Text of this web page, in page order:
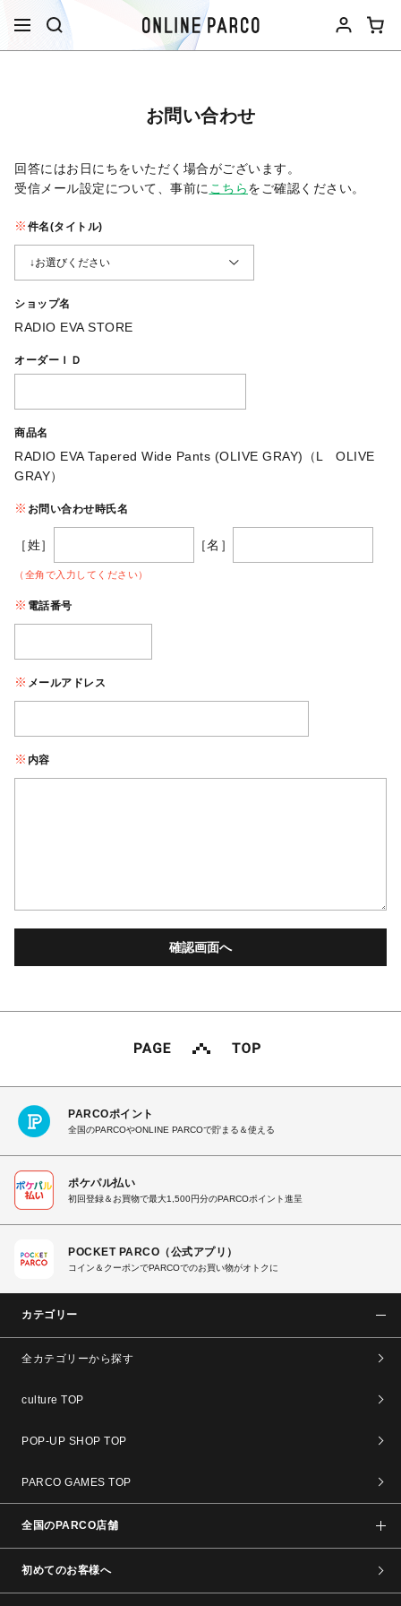
お問い合わせ
回答にはお日にちをいただく場合がございます。
受信メール設定について、事前に こちらをご確認ください。​
件名(タイトル)
ショップ名
RADIO EVA STORE
オーダーＩＤ
商品名
RADIO EVA Tapered Wide Pants (OLIVE GRAY)（L OLIVE
GRAY）
お問い合わせ時氏名
［姓］ ［名］
（全角で入力してください）
電話番号
メールアドレス
内容
PARCOポイント
全国のPARCOやONLINE PARCOで貯まる＆使える
ポケパル払い
初回登録＆お買物で最大1,500円分のPARCOポイント進呈
POCKET PARCO（公式アプリ）
コイン＆クーポンでPARCOでのお買い物がオトクに
カテゴリー
全カテゴリーから探す
culture TOP
POP-UP SHOP TOP
PARCO GAMES TOP
全国のPARCO店舗
初めてのお客様へ